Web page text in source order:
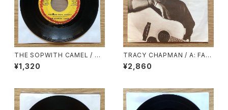
THE SOPWITH CAMEL / A:
POSTCARD FROM JAMAIC
A / B: LITTLE ORPHAN ANN
¥1,320
TRACY CHAPMAN / A: FAS
T CAR / B: FOR YOU
¥2,860